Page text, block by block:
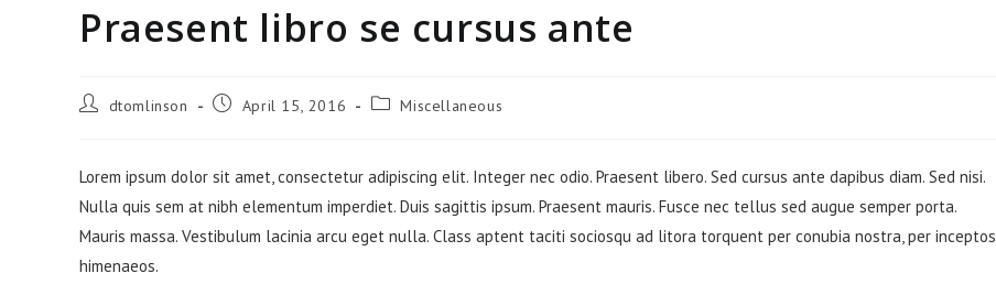
Praesent libro se cursus ante
dtomlinson April 15, 2016 Miscellaneous
Lorem ipsum dolor sit amet, consectetur adipiscing elit. Integer nec odio. Praesent libero. Sed cursus ante dapibus diam. Sed nisi.
Nulla quis sem at nibh elementum imperdiet. Duis sagittis ipsum. Praesent mauris. Fusce nec tellus sed augue semper porta.
Mauris massa. Vestibulum lacinia arcu eget nulla. Class aptent taciti sociosqu ad litora torquent per conubia nostra, per inceptos
himenaeos.